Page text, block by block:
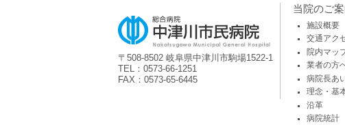
〒508-8502 岐阜県中津川市駒場1522-1
TEL：0573-66-1251
FAX：0573-65-6445
当院のご
施設概要
交通アク
院内マッ
業者の方
病院長あ
理念・基
沿革
病院統計